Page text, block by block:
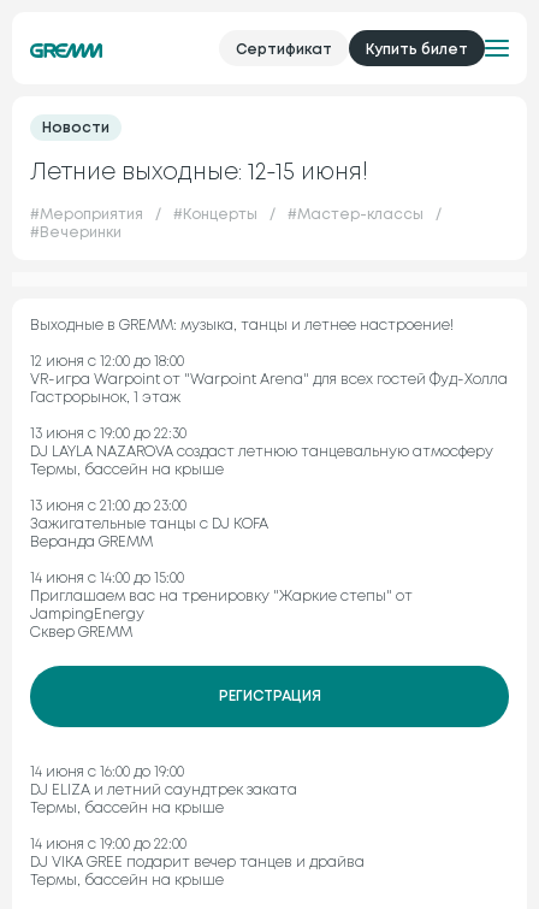
Сертификат Купить билет
Новости
Летние выходные: 12-15 июня!
#Мероприятия / # Концерты / #Мастер-классы
/
# Вечеринки
Выходные в GREMM: музыка, танцы и летнее настроение!
12 июня с 12:00 до 18:00
VR-игра Warpoint от "Warpoint Arena" для всех гостей Фуд-Холла
Гастрорынок, 1 этаж
13 июня с 19:00 до 22:30
DJ LAYLA NAZAROVA создаст летнюю танцевальную атмосферу
Термы, бассейн на крыше
13 июня с 21:00 до 23:00
Зажигательные танцы с DJ KOFA
Веранда GREMM
14 июня с 14:00 до 15:00
Приглашаем вас на тренировку "Жаркие степы" от
JampingEnergy
Сквер GREMM
РЕГИСТРАЦИЯ
14 июня с 16:00 до 19:00
DJ ELIZA и летний саундтрек заката
Термы, бассейн на крыше
14 июня с 19:00 до 22:00
DJ VIKA GREE подарит вечер танцев и драйва
Термы, бассейн на крыше